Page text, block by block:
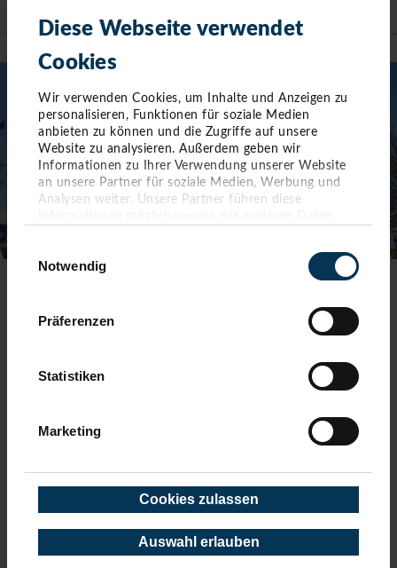
Diese Webseite verwendet
Cookies
Wir verwenden Cookies, um Inhalte und Anzeigen zu
personalisieren, Funktionen für soziale Medien
anbieten zu können und die Zugriffe auf unsere
Website zu analysieren. Außerdem geben wir
Informationen zu Ihrer Verwendung unserer Website
an unsere Partner für soziale Medien, Werbung und
Analysen weiter. Unsere Partner führen diese
sie im Rahmen Ihrer Nutzung der Dienste gesammelt
haben. Sie geben Einwilligung zu unseren Cookies,
Notwendig
Präferenzen
Statistiken
Marketing
Cookies zulassen
Auswahl erlauben
TIMMENDORFER STRAND
info(at)timmendorfer-strand.de
01. Januar - 31. Dezember
02.01. - 31.03.
Montag –Freitag 9 - 17 Uhr
Samstag und Sonntag geschlossen